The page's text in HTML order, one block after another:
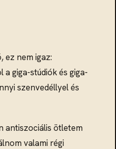
ez nem igaz:
giga-stúdiók és giga-
szenvedéllyel és
antiszociális ötletem
valami régi